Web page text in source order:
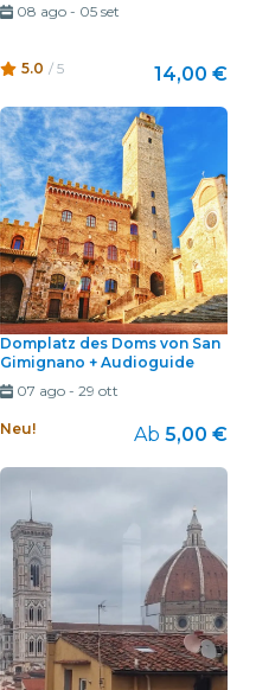
08 ago- 05 set
5.0 / 5 14,00 €
Domplatz des Doms von San
Gimignano + Audioguide
07 ago- 29 ott
Neu! Ab 5,00 €